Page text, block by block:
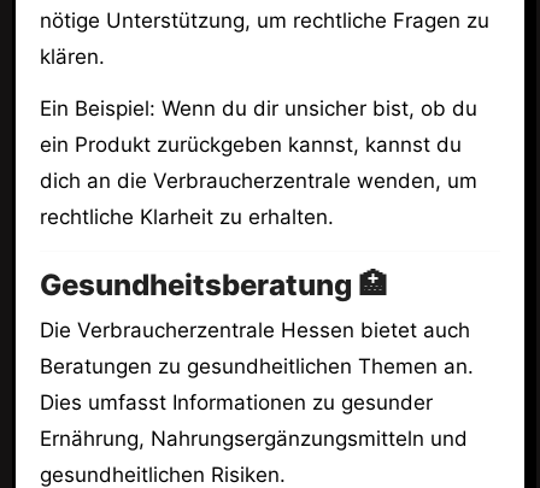
nötige Unterstützung, um rechtliche Fragen zu
klären.
Ein Beispiel: Wenn du dir unsicher bist, ob du
ein Produkt zurückgeben kannst, kannst du
dich an die Verbraucherzentrale wenden, um
rechtliche Klarheit zu erhalten.
Gesundheitsberatung 🏥
Die Verbraucherzentrale Hessen bietet auch
Beratungen zu gesundheitlichen Themen an.
Dies umfasst Informationen zu gesunder
Ernährung, Nahrungsergänzungsmitteln und
gesundheitlichen Risiken.